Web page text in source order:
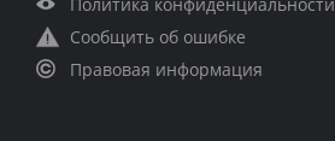
Сообщить об ошибке
Правовая информация